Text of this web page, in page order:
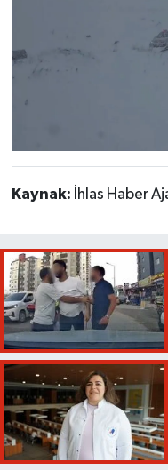
Kaynak: İhlas Haber